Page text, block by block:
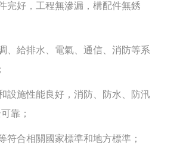
，工程無滲漏，構配件無銹
水、電氣、通信、消防等系
能良好，消防、防水、防汛
；
相關國家標準和地方標準；